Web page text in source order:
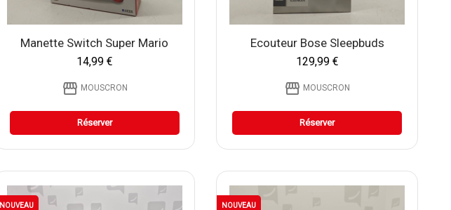
Manette Switch Super Mario
14,99 €
storefront MOUSCRON
Réserver
Ecouteur Bose Sleepbuds
129,99 €
storefront MOUSCRON
Réserver
NOUVEAU NOUVEAU